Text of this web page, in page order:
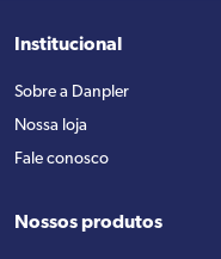
Institucional
Sobre a Danpler
Nossa loja
Fale conosco
Nossos produtos